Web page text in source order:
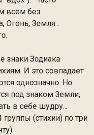
всем без
Огонь, Земля...
знаки Зодиака
И это совпадает
однозначно. Но
под знаком Земли,
в себе шудру...
группы (стихии) по три